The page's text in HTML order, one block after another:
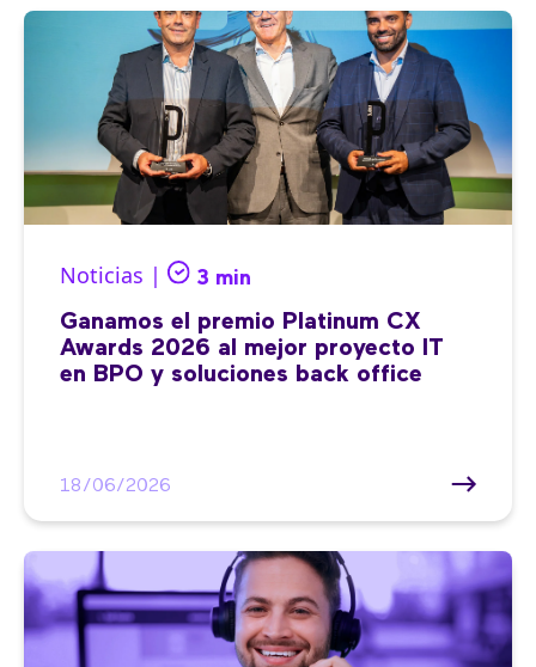
Noticias | 3 min
Ganamos el premio Platinum CX
Awards 2026 al mejor proyecto IT
en BPO y soluciones back office
18/06/2026